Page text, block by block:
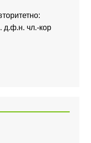
д.ф.н. чл.-кор